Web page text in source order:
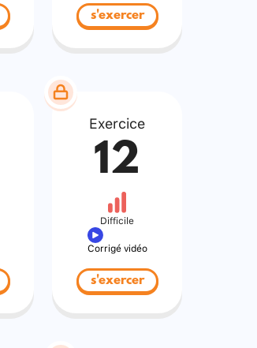
s'exercer
Exercice
12
Difficile
Corrigé vidéo
s'exercer